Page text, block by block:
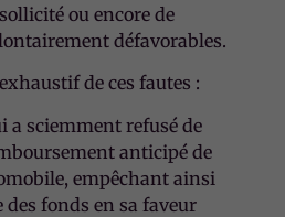
ou encore de
défavorables.
de ces fautes :
a sciemment refusé de
anticipé de
empêchant ainsi
des fonds en sa faveur